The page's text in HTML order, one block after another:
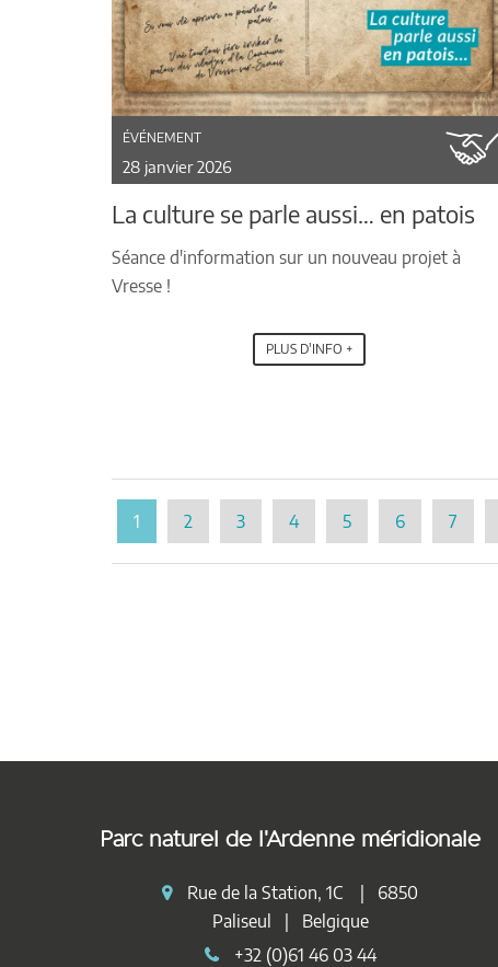
ÉVÉNEMENT
28 janvier 2026
La culture se parle aussi… en patois
Séance d'information sur un nouveau projet à
Vresse !
PLUS D'INFO +
1 2 3 4 5 6 7
Parc naturel de l'Ardenne méridionale
Rue de la Station, 1C | 6850
Paliseul | Belgique
+32 (0)61 46 03 44